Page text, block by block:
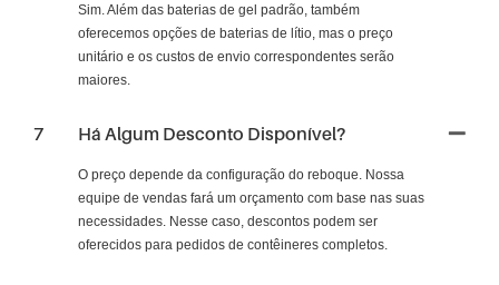
Sim. Além das baterias de gel padrão, também
oferecemos opções de baterias de lítio, mas o preço
unitário e os custos de envio correspondentes serão
maiores.
7 Há Algum Desconto Disponível?
O preço depende da configuração do reboque. Nossa
equipe de vendas fará um orçamento com base nas suas
necessidades. Nesse caso, descontos podem ser
oferecidos para pedidos de contêineres completos.